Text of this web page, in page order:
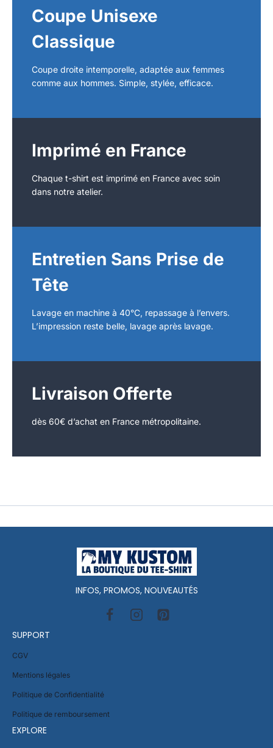
Coupe Unisexe
Classique
Coupe droite intemporelle, adaptée aux femmes
comme aux hommes. Simple, stylée, efficace.
Imprimé en France
Chaque t-shirt est imprimé en France avec soin
dans notre atelier.
Entretien Sans Prise de
Tête
Lavage en machine à 40°C, repassage à l’envers.
L’impression reste belle, lavage après lavage.
Livraison Offerte
dès 60€ d’achat en France métropolitaine.
INFOS, PROMOS, NOUVEAUTÉS
SUPPORT
CGV
Mentions légales
Politique de Confidentialité
Politique de remboursement
EXPLORE